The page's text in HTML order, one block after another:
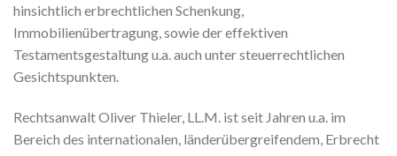
hinsichtlich erbrechtlichen Schenkung,
Immobilienübertragung, sowie der effektiven
Testamentsgestaltung u.a. auch unter steuerrechtlichen
Gesichtspunkten.
Rechtsanwalt Oliver Thieler, LL.M. ist seit Jahren u.a. im
Bereich des internationalen, länderübergreifendem, Erbrecht